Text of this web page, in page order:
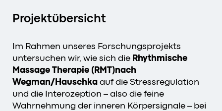
Projektübersicht
Im Rahmen unseres Forschungsprojekts
untersuchen wir, wie sich die Rhythmische
Massage Therapie (RMT)nach
Wegman/Hauschka auf die Stressregulation
und die Interozeption – also die feine
Wahrnehmung der inneren Körpersignale – bei